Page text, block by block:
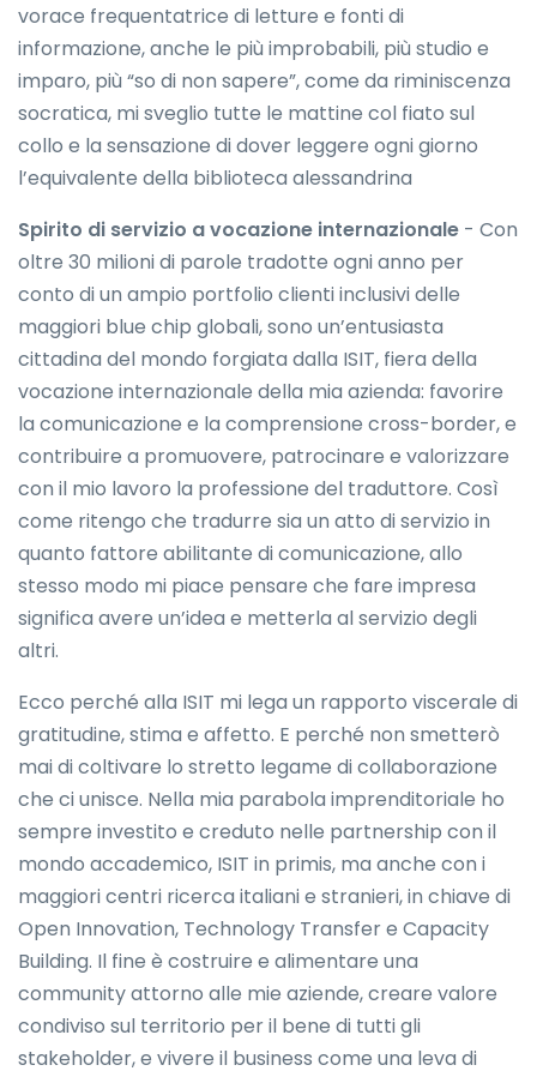
vorace frequentatrice di letture e fonti di
informazione, anche le più improbabili, più studio e
imparo, più “so di non sapere”, come da riminiscenza
socratica, mi sveglio tutte le mattine col fiato sul
collo e la sensazione di dover leggere ogni giorno
l’equivalente della biblioteca alessandrina
Spirito di servizio a vocazione internazionale - Con
oltre 30 milioni di parole tradotte ogni anno per
conto di un ampio portfolio clienti inclusivi delle
maggiori blue chip globali, sono un’entusiasta
cittadina del mondo forgiata dalla ISIT, fiera della
vocazione internazionale della mia azienda: favorire
la comunicazione e la comprensione cross-border, e
contribuire a promuovere, patrocinare e valorizzare
con il mio lavoro la professione del traduttore. Così
come ritengo che tradurre sia un atto di servizio in
quanto fattore abilitante di comunicazione, allo
stesso modo mi piace pensare che fare impresa
significa avere un’idea e metterla al servizio degli
altri.
Ecco perché alla ISIT mi lega un rapporto viscerale di
gratitudine, stima e affetto. E perché non smetterò
mai di coltivare lo stretto legame di collaborazione
che ci unisce. Nella mia parabola imprenditoriale ho
sempre investito e creduto nelle partnership con il
mondo accademico, ISIT in primis, ma anche con i
maggiori centri ricerca italiani e stranieri, in chiave di
Open Innovation, Technology Transfer e Capacity
Building. Il fine è costruire e alimentare una
community attorno alle mie aziende, creare valore
condiviso sul territorio per il bene di tutti gli
stakeholder, e vivere il business come una leva di